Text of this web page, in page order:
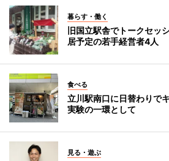
暮らす・働く
旧国立駅舎でトークセ
居予定の若手経営者4人
食べる
立川駅南口に日替わりで
実験の一環として
見る・遊ぶ